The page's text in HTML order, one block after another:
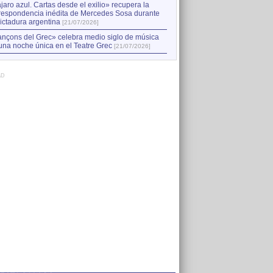
azul. Cartas desde el exilio» recupera la
inédita de Mercedes Sosa durante
argentina [21/07/2026]
del Grec» celebra medio siglo de música
noche única en el Teatre Grec [21/07/2026]